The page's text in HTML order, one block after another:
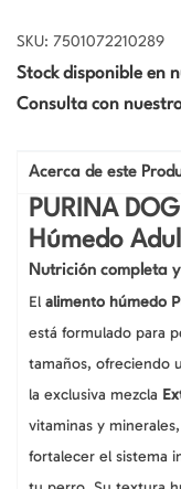
SKU: 7501072210289
Stock disponible en
Consulta con
Acerca de este
PURINA
Húmedo
Nutrición completa
El alimento húmedo
está formulado para
tamaños, ofreciendo
la exclusiva mezcla
vitaminas y
fortalecer el sistema